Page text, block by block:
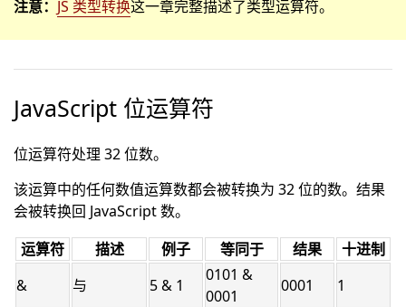
注意： JS 类型转换这一章完整描述了类型运算符。
JavaScript 位运算符
位运算符处理 32 位数。
该运算中的任何数值运算数都会被转换为 32 位的数。结果
会被转换回 JavaScript 数。
运算符
描述 例子 等同于 结果
十进制
&
与 5 & 1
0101 &
0001
0001 1